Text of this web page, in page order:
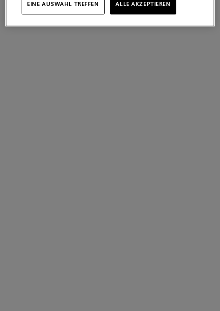
EINE AUSWAHL TREFFEN ALLE AKZEPTIEREN